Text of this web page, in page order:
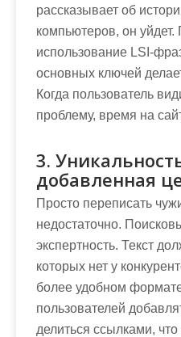
рассказывает об
компьютеров, он
использование LSI-
основных ключей
Когда пользователь
проблему, время на
3.
добавленная
Просто переписать
недостаточно.
экспертность. Текст
которых нет у
более удобном
пользователей
делиться ссылками,